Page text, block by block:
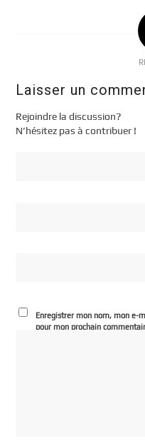
Laisser un
Rejoindre la discussion?
N’hésitez pas à contribuer !
Enregistrer mon nom, mon e-
pour mon prochain